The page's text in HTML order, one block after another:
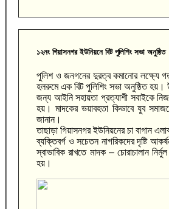
১২নং গিয়াসনগর ইউনিয়নে বিট পুলিশিং সভা অনুষ্ঠিত
পুলিশ ও জনগনের দুরত্ব কমানোর লক্ষ্যে
হলরুমে এক বিট পুলিশিং সভা অনুষ্ঠিত হয়।
জন্য আইনি সহায়তা প্রত্যাশী সবাইকে
হয়। মাদকের ভয়াবহতা কিভাবে যুব
জানান।
তাছাড়া গিয়াসনগর ইউনিয়নের চা বাগান
ব্যক্তিবর্গ ও সচেতন নাগরিকদের দৃষ্টি
স্বাভাবিক রাখতে মাদক – চোরাচালান
হয়।